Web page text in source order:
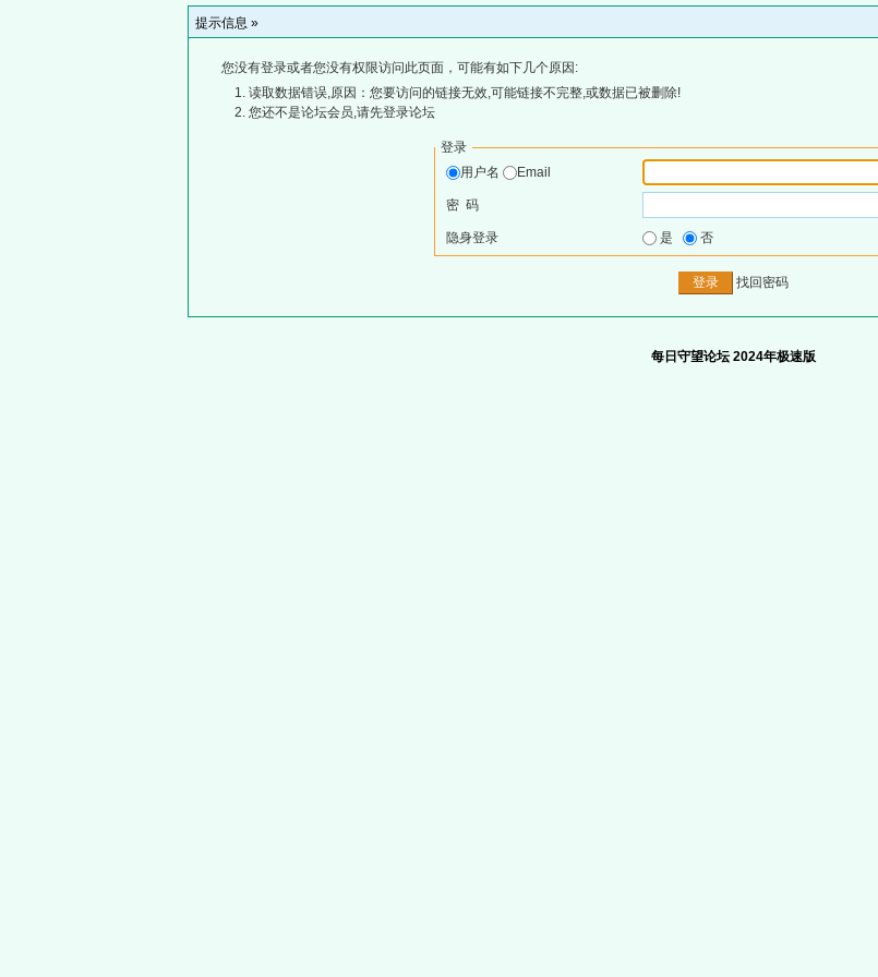
提示信息 »
您没有登录或者您没有权限访问此页面，可能有如下几个原因:
读取数据错误,原因：您要访问的链接无效,可能链接不完整,或数据已被删除!
您还不是论坛会员,请先登录论坛
登录
用户名
Email
密 码
隐身登录 是 否
找回密码
每日守望论坛 2024年极速版